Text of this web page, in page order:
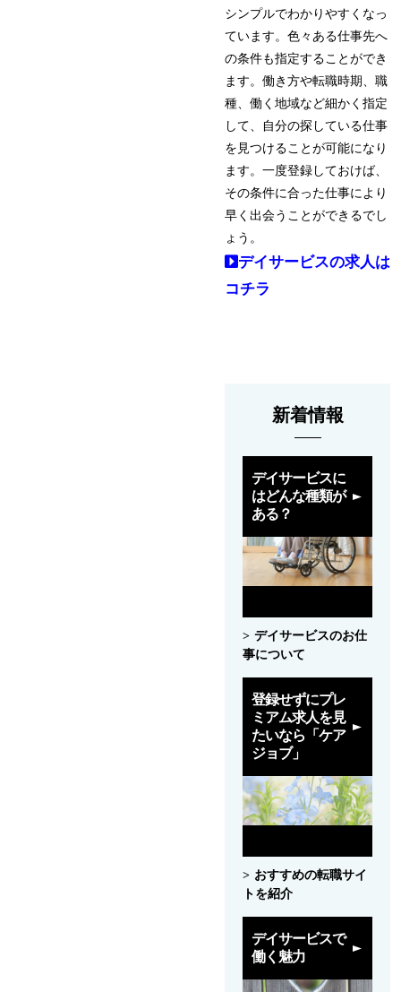
シンプルでわかりやすくなっ
ています。色々ある仕事先へ
の条件も指定することができ
ます。働き方や転職時期、職
種、働く地域など細かく指定
して、自分の探している仕事
を見つけることが可能になり
ます。一度登録しておけば、
その条件に合った仕事により
早く出会うことができるでし
ょう。
デイサービスの求人は
コチラ
新着情報
デイサービスに
はどんな種類が
ある？
デイサービスのお仕
事について
登録せずにプレ
ミアム求人を見
たいなら「ケア
ジョブ」
おすすめの転職サイ
トを紹介
デイサービスで
働く魅力